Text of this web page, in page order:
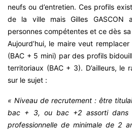
neufs ou d’entretien. Ces profils
de la ville mais Gilles GASCON
personnes compétentes et ce dès
Aujourd’hui, le maire veut
(BAC + 5 mini) par des profils
territoriaux (BAC + 3). D’ailleurs,
sur le sujet :
« Niveau de recrutement : être
bac + 3, ou bac +2 assorti dans
professionnelle de minimale de 2